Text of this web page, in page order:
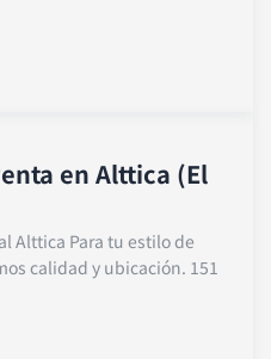
en Alttica (El
Alttica Para tu estilo de
calidad y ubicación. 151